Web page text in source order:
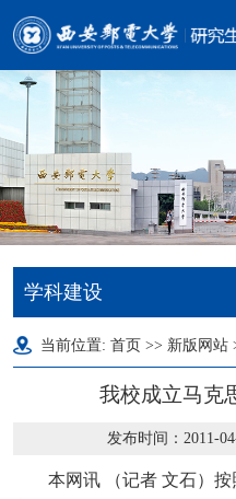
学科建设
当前位置: 首页 >> 新版网站
我校成立马克
发布时间：2011-
本网讯 （记者 文石）